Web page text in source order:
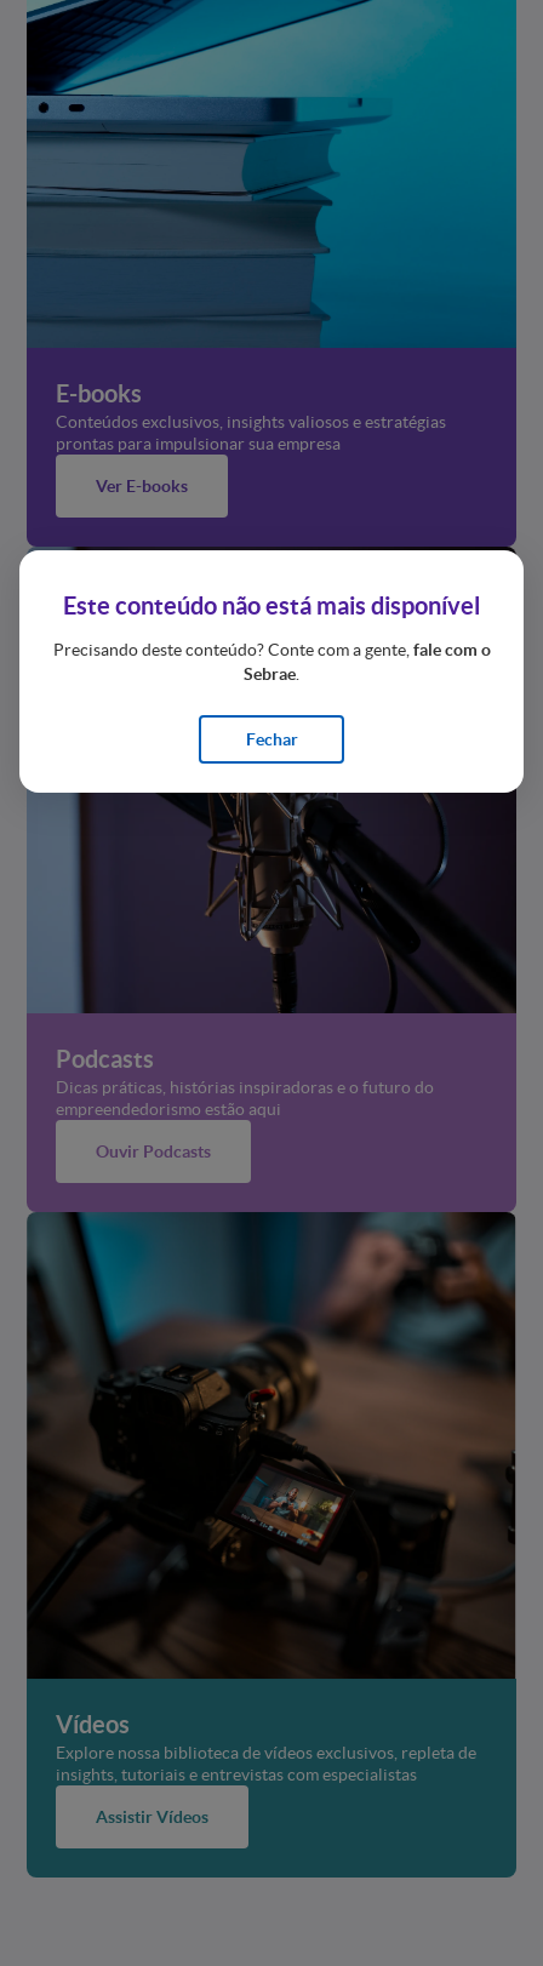
E-books
Conteúdos exclusivos, insights valiosos e estratégias
prontas para impulsionar sua empresa
Ver E-books
Podcasts
Dicas práticas, histórias inspiradoras e o futuro do
empreendedorismo estão aqui
Ouvir Podcasts
Vídeos
Explore nossa biblioteca de vídeos exclusivos, repleta de
insights, tutoriais e entrevistas com especialistas
Assistir Vídeos
Este conteúdo não está mais disponível
Precisando deste conteúdo? Conte com a gente, fale com o
Sebrae
Fechar